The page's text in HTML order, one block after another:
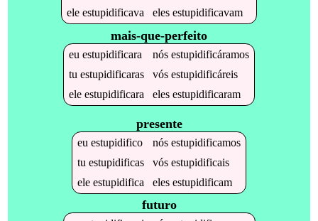
ele estupidificava eles estupidificavam
mais-que-perfeito
eu estupidificara nós estupidificáramos
tu estupidificaras vós estupidificáreis
ele estupidificara eles estupidificaram
presente
eu estupidifico nós estupidificamos
tu estupidificas vós estupidificais
ele estupidifica eles estupidificam
futuro